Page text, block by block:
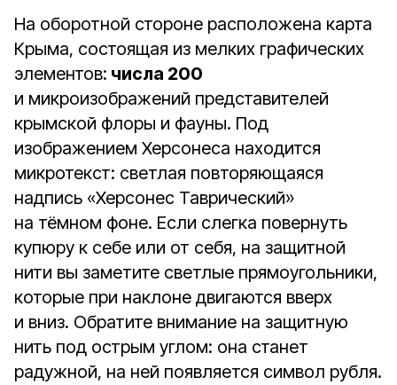
На оборотной стороне расположена карта
Крыма, состоящая из мелких графических
элементов: числа 200
и микроизображений представителей
крымской флоры и фауны. Под
изображением Херсонеса находится
микротекст: светлая повторяющаяся
надпись «Херсонес Таврический»
на тёмном фоне. Если слегка повернуть
купюру к себе или от себя, на защитной
нити вы заметите светлые прямоугольники,
которые при наклоне двигаются вверх
и вниз. Обратите внимание на защитную
нить под острым углом: она станет
радужной, на ней появляется символ рубля.